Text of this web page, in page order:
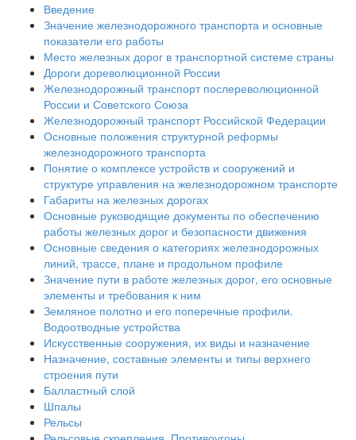
Введение
Значение железнодорожного транспорта и основные
показатели его работы
Место железных дорог в транспортной системе страны
Дороги дореволюционной России
Железнодорожный транспорт послереволюционной
России и Советского Союза
Железнодорожный транспорт Российской Федерации
Основные положения структурной реформы
железнодорожного транспорта
Понятие о комплексе устройств и сооружений и
структуре управления на железнодорожном транспорте
Габариты на железных дорогах
Основные руководящие документы по обеспечению
работы железных дорог и безопасности движения
Основные сведения о категориях железнодорожных
линий, трассе, плане и продольном профиле
Значение пути в работе железных дорог, его основные
элементы и требования к ним
Земляное полотно и его поперечные профили.
Водоотводные устройства
Искусственные сооружения, их виды и назначение
Назначение, составные элементы и типы верхнего
строения пути
Балластный слой
Шпалы
Рельсы